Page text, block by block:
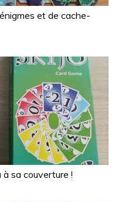
et de cache-
à sa couverture !